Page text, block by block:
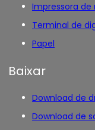
Impressora de
Terminal de
Papel
Baixar
Download de
Download de